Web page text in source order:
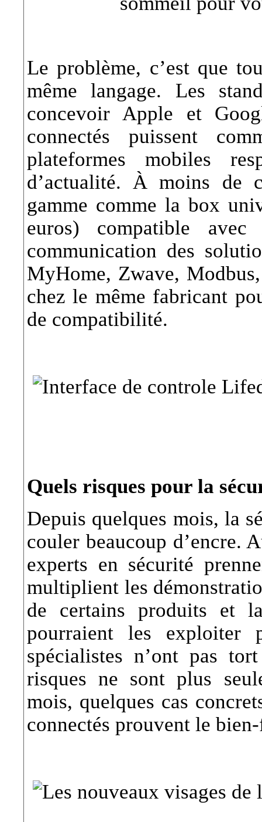
Le problème, c’est que
même langage. Les
concevoir Apple et
connectés puissent
plateformes mobiles
d’actualité. À moins de
gamme comme la box
euros) compatible
communication des
MyHome, Zwave,
chez le même fabricant
de compatibilité.
Quels risques pour la
Depuis quelques mois, la
couler beaucoup d’encre.
experts en sécurité
multiplient les
de certains produits et
pourraient les exploiter
spécialistes n’ont pas
risques ne sont plus
mois, quelques cas
connectés prouvent le